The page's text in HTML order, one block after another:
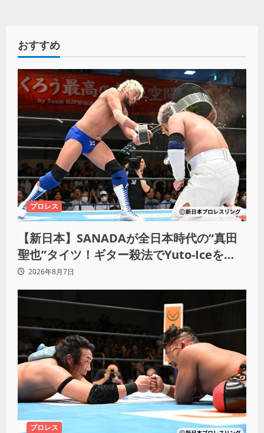
おすすめ
プロレス
【新日本】SANADAが全日本時代の“真田
聖也”タイツ！ギター殺法でYuto-Iceを
KO「俺と闘う時は考えろ。感じるな」
2026年8月7日
プロレス